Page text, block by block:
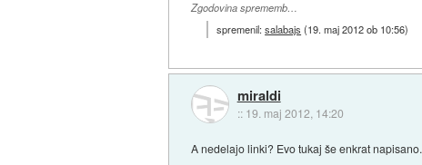
Zgodovina sprememb…
spremenil:salabajs (19. maj 2012 ob 10:56)
miraldi
:: 19. maj 2012, 14:20
A nedelajo linki? Evo tukaj še enkrat napisano.